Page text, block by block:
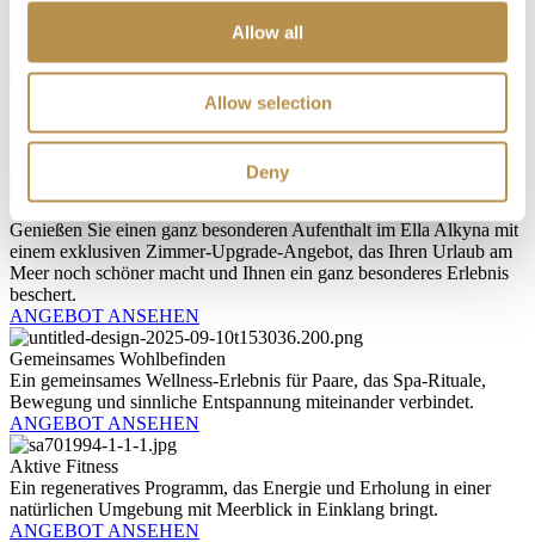
Allow all
Allow selection
Deny
ANGEBOT ANSEHEN
schon im Voraus planen.
Zimmer-Upgrade
Genießen Sie einen ganz besonderen Aufenthalt im Ella Alkyna mit
einem exklusiven Zimmer-Upgrade-Angebot, das Ihren Urlaub am
Meer noch schöner macht und Ihnen ein ganz besonderes Erlebnis
beschert.
ANGEBOT ANSEHEN
Gemeinsames Wohlbefinden
Ein gemeinsames Wellness-Erlebnis für Paare, das Spa-Rituale,
Bewegung und sinnliche Entspannung miteinander verbindet.
ANGEBOT ANSEHEN
Aktive Fitness
Ein regeneratives Programm, das Energie und Erholung in einer
natürlichen Umgebung mit Meerblick in Einklang bringt.
ANGEBOT ANSEHEN